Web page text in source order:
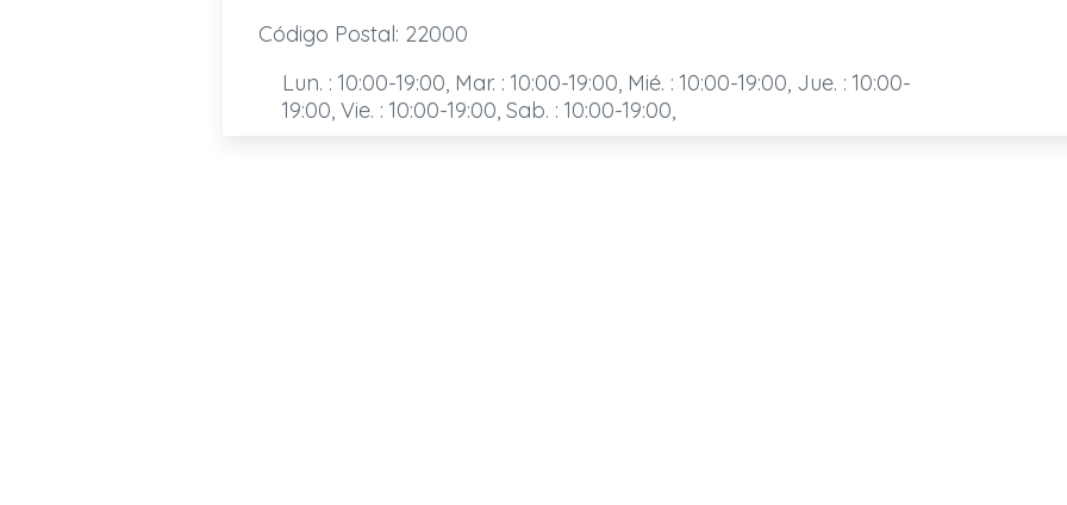
Código Postal: 22000
Lun. : 10:00-19:00, Mar. : 10:00-19:00, Mié. : 10:00-19:00, Jue. : 10:00-
19:00, Vie. : 10:00-19:00, Sab. : 10:00-19:00,